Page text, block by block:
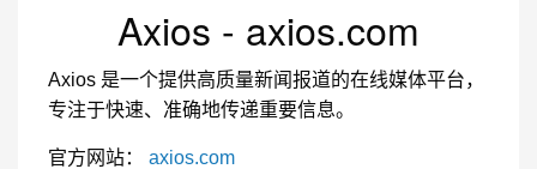
Axios - axios.com
Axios 是一个提供高质量新闻报道的在线媒体平台，
专注于快速、准确地传递重要信息。
官方网站： axios.com